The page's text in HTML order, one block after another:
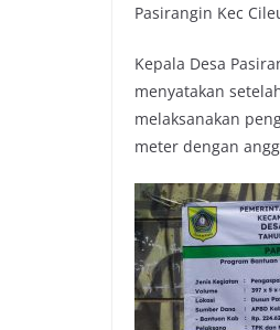
Pasirangin Kec
Kepala Desa
menyatakan
melaksanakan
meter dengan